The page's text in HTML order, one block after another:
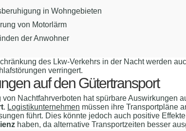
in Wohngebieten
von Motorlärm
der Anwohner
des Lkw-Verkehrs in der Nacht werden
verringert.
auf den Gütertransport
von Nachtfahrverboten hat spürbare Auswirkungen
. Logistikunternehmen müssen ihre Transportpläne
führt. Dies könnte jedoch auch positive
haben, da alternative Transportzeiten besser